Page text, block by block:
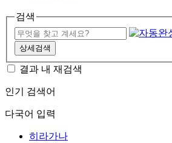
검색
상세검색
결과 내 재검색
인기 검색어
다국어 입력
히라가나